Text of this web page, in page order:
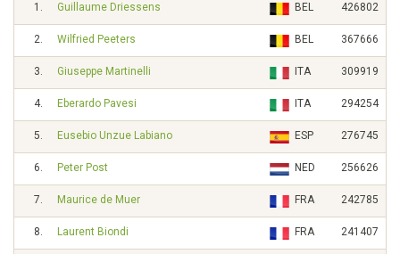
1. Guillaume Driessens BEL 426802
2. Wilfried Peeters BEL 367666
3. Giuseppe Martinelli ITA 309919
4. Eberardo Pavesi ITA 294254
5. Eusebio Unzue Labiano ESP 276745
6. Peter Post NED 256626
7. Maurice de Muer FRA 242785
8. Laurent Biondi FRA 241407